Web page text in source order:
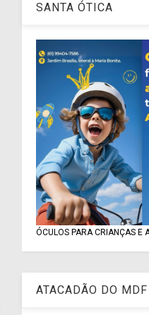
SANTA ÓTICA
ÓCULOS PARA CRIANÇAS E
ATACADÃO DO MDF